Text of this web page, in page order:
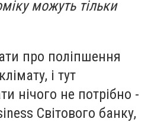
можуть тільки
про поліпшення
і тут
нічого не потрібно -
Світового банку,